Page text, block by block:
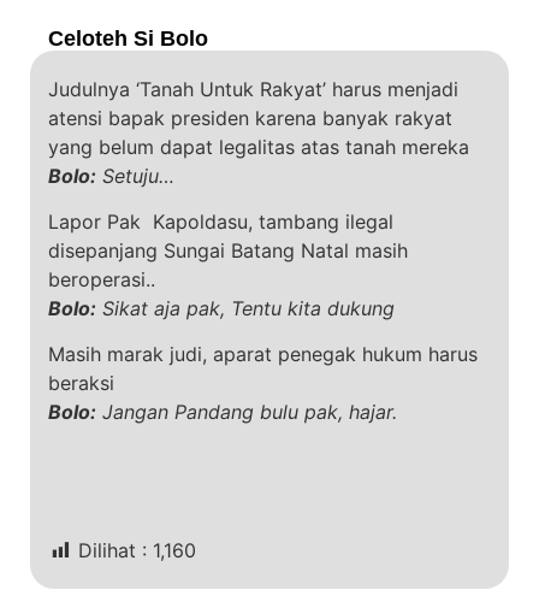
Celoteh Si Bolo
Judulnya ‘Tanah Untuk Rakyat’ harus menjadi
atensi bapak presiden karena banyak rakyat
yang belum dapat legalitas atas tanah mereka
Bolo: Setuju…
Lapor Pak Kapoldasu, tambang ilegal
disepanjang Sungai Batang Natal masih
beroperasi..
Bolo: Sikat aja pak, Tentu kita dukung
Masih marak judi, aparat penegak hukum harus
beraksi
Bolo: Jangan Pandang bulu pak, hajar.
Dilihat : 1,160